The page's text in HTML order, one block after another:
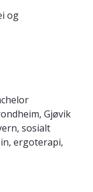
og
Gjøvik
sosialt
ergoterapi,